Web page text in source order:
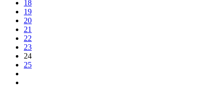
18
19
20
21
22
23
24
25